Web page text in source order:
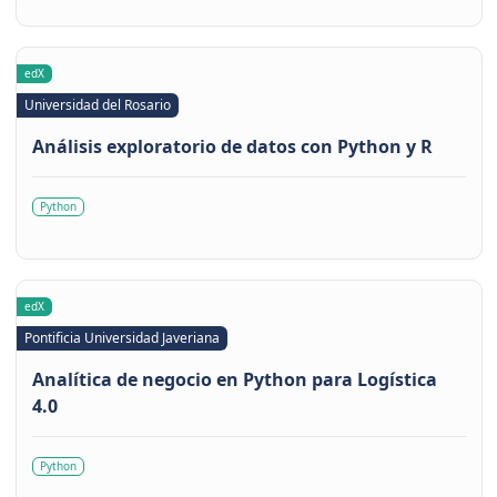
edX
Universidad del Rosario
Análisis exploratorio de datos con Python y R
Python
edX
Pontificia Universidad Javeriana
Analítica de negocio en Python para Logística
4.0
Python